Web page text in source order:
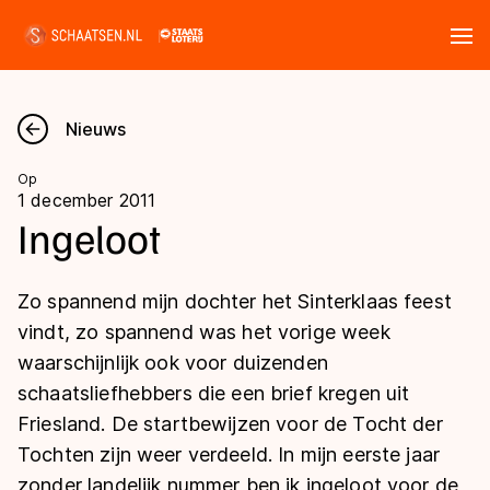
Nieuws
Kalender
Marathon
Langebaan
Inlineskaten
Uitslagen
Langebaan
Shorttrack
Marathon
Tijden & historie
Ranglijsten Langebaan
Nieuws
Op
1 december 2011
Ingeloot
Zo spannend mijn dochter het Sinterklaas feest
vindt, zo spannend was het vorige week
waarschijnlijk ook voor duizenden
schaatsliefhebbers die een brief kregen uit
Friesland. De startbewijzen voor de Tocht der
Tochten zijn weer verdeeld. In mijn eerste jaar
zonder landelijk nummer ben ik ingeloot voor de